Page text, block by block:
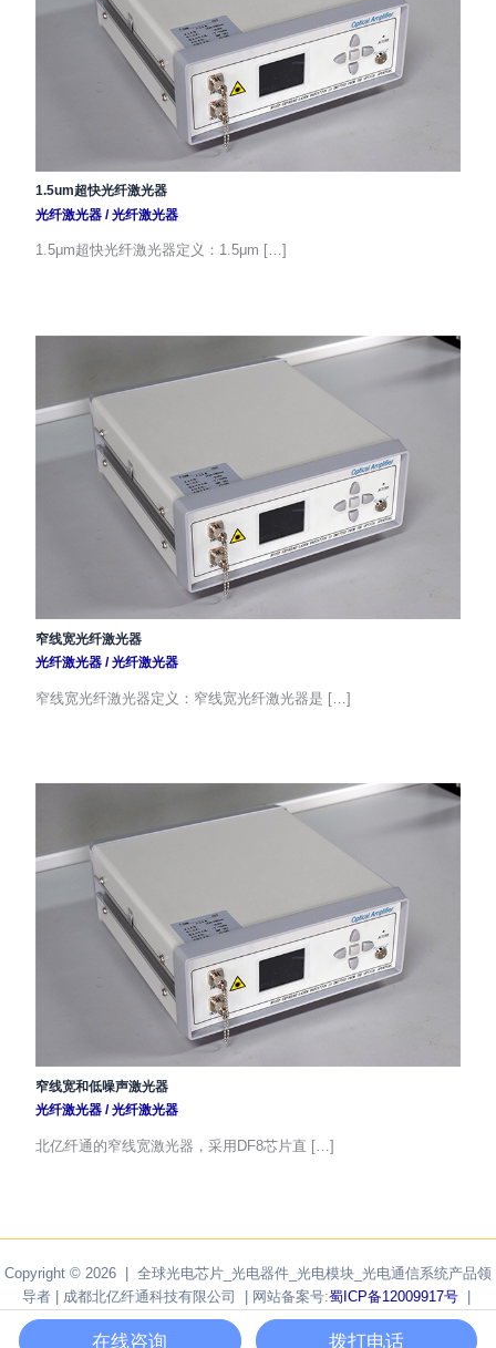
1.5um超快光纤激光器
光纤激光器/光纤激光器
1.5μm超快光纤激光器定义：1.5μm […]
窄线宽光纤激光器
光纤激光器/光纤激光器
窄线宽光纤激光器定义：窄线宽光纤激光器是 […]
窄线宽和低噪声激光器
光纤激光器/光纤激光器
北亿纤通的窄线宽激光器，采用DF8芯片直 […]
Copyright © 2026 | 全球光电芯片_光电器件_光电模块_光电通信系统产品领
导者 | 成都北亿纤通科技有限公司 | 网站备案号:蜀ICP备12009917号|
Powered byF-tone Networks
在线咨询 拨打电话